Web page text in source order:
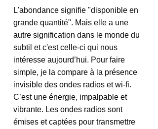
L'abondance signifie "disponible en
grande quantité". Mais elle a une
autre signification dans le monde du
subtil et c'est celle-ci qui nous
intéresse aujourd’hui. Pour faire
simple, je la compare à la présence
invisible des ondes radios et wi-fi.
C’est une énergie, impalpable et
vibrante. Les ondes radios sont
émises et captées pour transmettre